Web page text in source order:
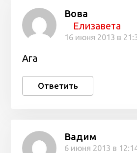
Вова
Елизавета
16 июня 2013 в
Ага
Ответить
Вадим
6 июня 2013 в